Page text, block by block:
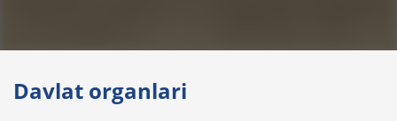
Davlat organlari